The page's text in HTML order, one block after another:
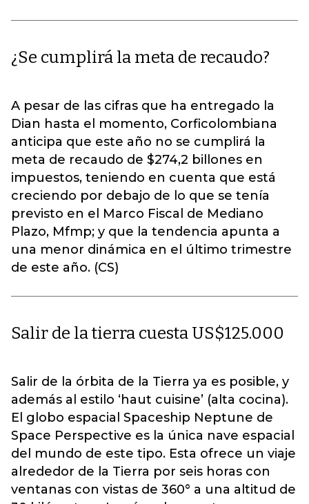
¿Se cumplirá la meta de recaudo?
A pesar de las cifras que ha entregado la
Dian hasta el momento, Corficolombiana
anticipa que este año no se cumplirá la
meta de recaudo de $274,2 billones en
impuestos, teniendo en cuenta que está
creciendo por debajo de lo que se tenía
previsto en el Marco Fiscal de Mediano
Plazo, Mfmp; y que la tendencia apunta a
una menor dinámica en el último trimestre
de este año. (CS)
Salir de la tierra cuesta US$125.000
Salir de la órbita de la Tierra ya es posible, y
además al estilo ‘haut cuisine’ (alta cocina).
El globo espacial Spaceship Neptune de
Space Perspective es la única nave espacial
del mundo de este tipo. Esta ofrece un viaje
alrededor de la Tierra por seis horas con
ventanas con vistas de 360° a una altitud de